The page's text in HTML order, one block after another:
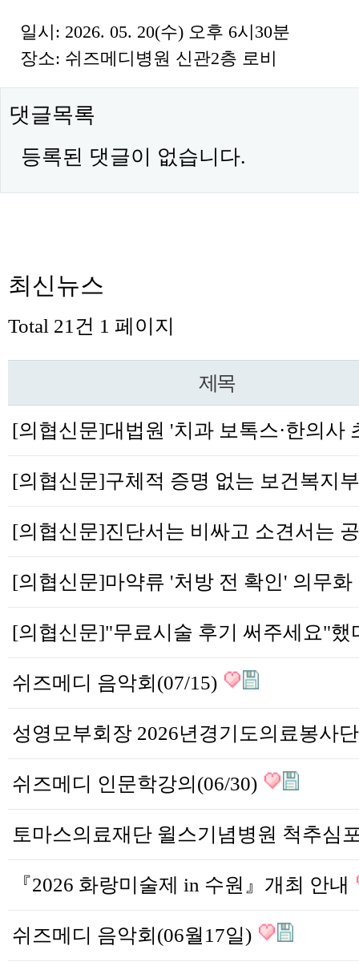
일시: 2026. 05. 20(수) 오후 6시30분
장소: 쉬즈메디병원 신관2층 로비
댓글목록
등록된 댓글이 없습니다.
최신뉴스
Total 21건 1 페이지
제목
쉬즈메디 음악회(07/15)
쉬즈메디 인문학강의(06/30)
『2026 화랑미술제 in 수원』개최 안내
쉬즈메디 음악회(06월17일)